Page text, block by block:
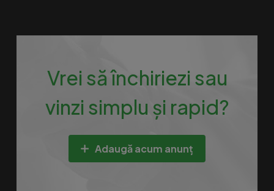
Vrei să închiriezi sau
vinzi simplu și rapid?
Adaugă acum anunț